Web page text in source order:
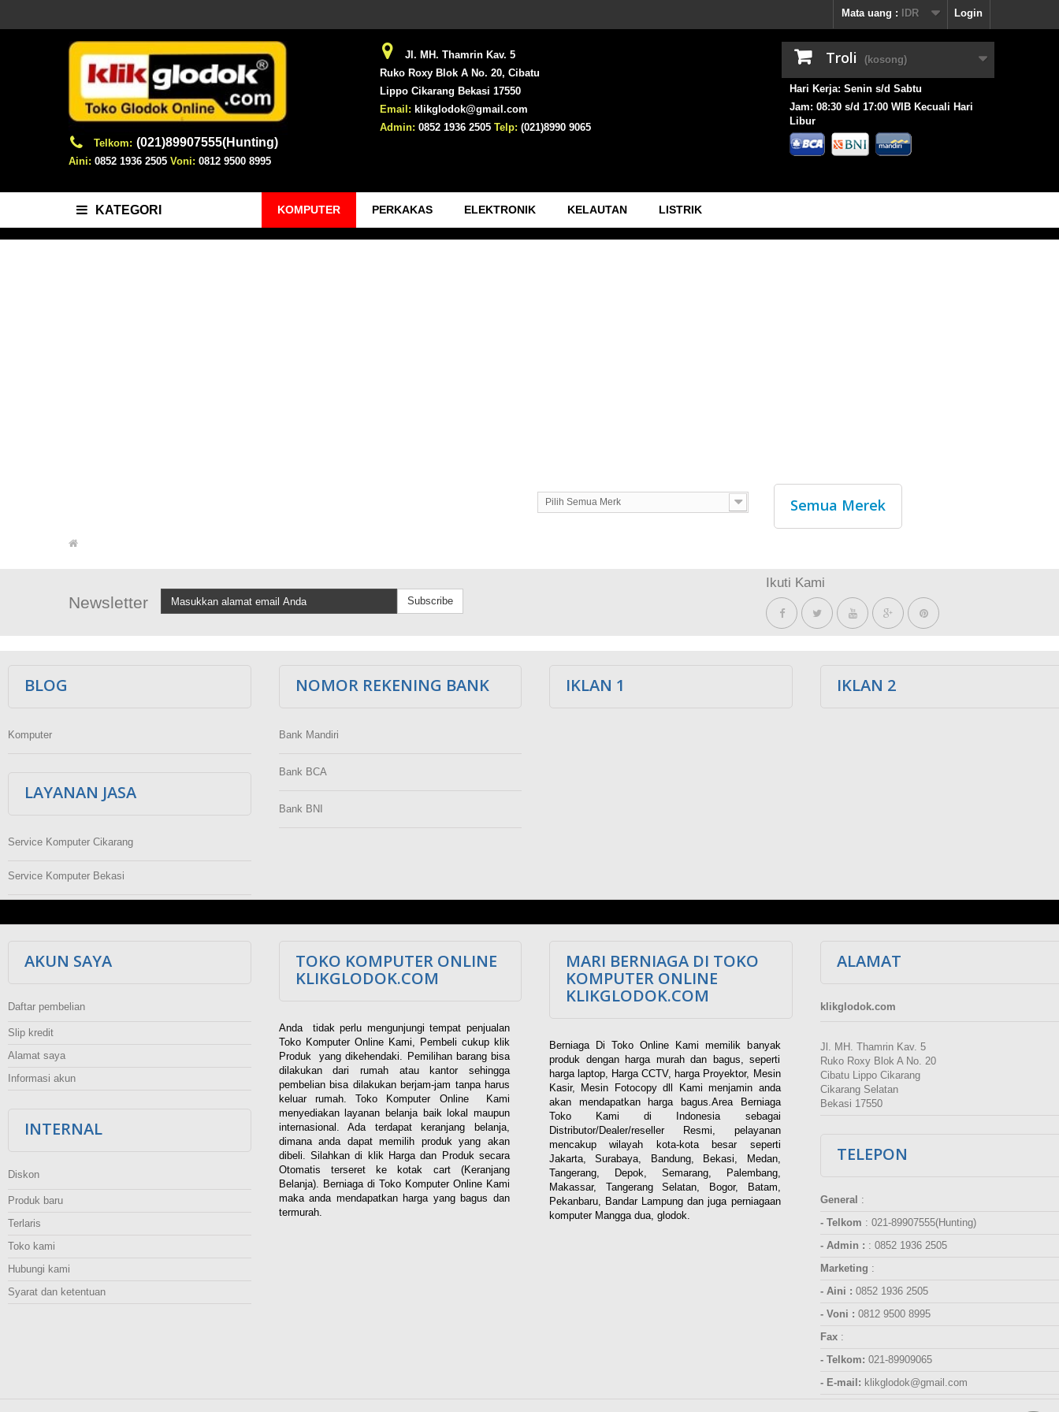
Login
Mata uang : IDR
Telkom: (021)89907555(Hunting)
Aini: 0852 1936 2505 Voni: 0812 9500 8995
Jl. MH. Thamrin Kav. 5
Ruko Roxy Blok A No. 20, Cibatu
Lippo Cikarang Bekasi 17550
Email: klikglodok@gmail.com
Admin: 0852 1936 2505 Telp: (021)8990 9065
Troli (kosong)
Hari Kerja: Senin s/d Sabtu
Jam: 08:30 s/d 17:00 WIB Kecuali Hari
Libur
KATEGORI KOMPUTER PERKAKAS ELEKTRONIK KELAUTAN LISTRIK
Pilih Semua Merk Semua Merek
Newsletter Subscribe
Ikuti Kami
BLOG
Komputer
LAYANAN JASA
Service Komputer Cikarang
Service Komputer Bekasi
NOMOR REKENING BANK
Bank Mandiri
Bank BCA
Bank BNI
IKLAN 1 IKLAN 2
AKUN SAYA
Daftar pembelian
Slip kredit
Alamat saya
Informasi akun
INTERNAL
Diskon
Produk baru
Terlaris
Toko kami
Hubungi kami
Syarat dan ketentuan
TOKO KOMPUTER ONLINE
KLIKGLODOK.COM
Anda tidak perlu mengunjungi tempat penjualan
Toko Komputer Online Kami, Pembeli cukup klik
Produk yang dikehendaki. Pemilihan barang bisa
dilakukan dari rumah atau kantor sehingga
pembelian bisa dilakukan berjam-jam tanpa harus
keluar rumah. Toko Komputer Online Kami
menyediakan layanan belanja baik lokal maupun
internasional. Ada terdapat keranjang belanja,
dimana anda dapat memilih produk yang akan
dibeli. Silahkan di klik Harga dan Produk secara
Otomatis terseret ke kotak cart (Keranjang
Belanja). Berniaga di Toko Komputer Online Kami
maka anda mendapatkan harga yang bagus dan
termurah.
MARI BERNIAGA DI TOKO
KOMPUTER ONLINE
KLIKGLODOK.COM
Berniaga Di Toko Online Kami memilik banyak
produk dengan harga murah dan bagus, seperti
harga laptop, Harga CCTV, harga Proyektor, Mesin
Kasir, Mesin Fotocopy dll Kami menjamin anda
akan mendapatkan harga bagus.Area Berniaga
Toko Kami di Indonesia sebagai
Distributor/Dealer/reseller Resmi, pelayanan
mencakup wilayah kota-kota besar seperti
Jakarta, Surabaya, Bandung, Bekasi, Medan,
Tangerang, Depok, Semarang, Palembang,
Makassar, Tangerang Selatan, Bogor, Batam,
Pekanbaru, Bandar Lampung dan juga perniagaan
komputer Mangga dua, glodok.
ALAMAT
klikglodok.com
Jl. MH. Thamrin Kav. 5
Ruko Roxy Blok A No. 20
Cibatu Lippo Cikarang
Cikarang Selatan
Bekasi 17550
TELEPON
General :
- Telkom : 021-89907555(Hunting)
- Admin : : 0852 1936 2505
Marketing :
- Aini : 0852 1936 2505
- Voni : 0812 9500 8995
Fax:
- Telkom: 021-89909065
- E-mail: klikglodok@gmail.com